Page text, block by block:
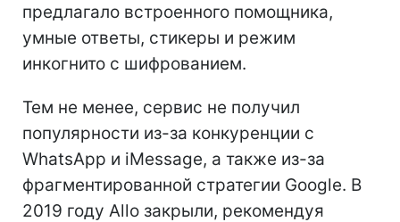
предлагало встроенного помощника,
умные ответы, стикеры и режим
инкогнито с шифрованием.
Тем не менее, сервис не получил
популярности из-за конкуренции с
WhatsApp и iMessage, а также из-за
фрагментированной стратегии Google. В
2019 году Allo закрыли, рекомендуя